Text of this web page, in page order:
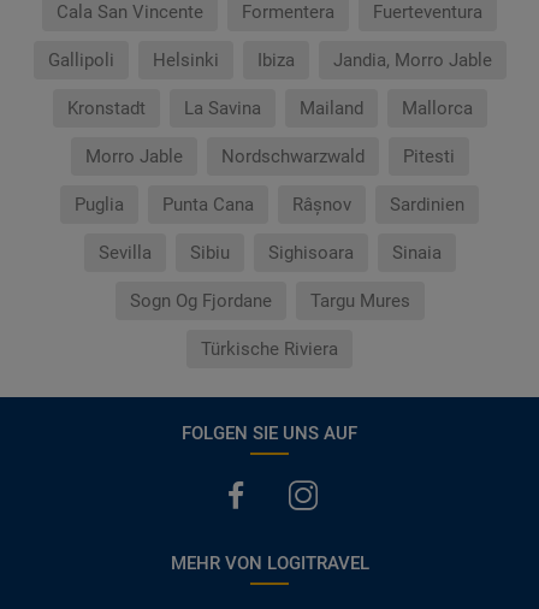
Cala San Vincente Formentera Fuerteventura
Gallipoli Helsinki Ibiza Jandia, Morro Jable
Kronstadt La Savina Mailand Mallorca
Morro Jable Nordschwarzwald Pitesti
Puglia Punta Cana Râșnov Sardinien
Sevilla Sibiu Sighisoara Sinaia
Sogn Og Fjordane Targu Mures
Türkische Riviera
FOLGEN SIE UNS AUF
MEHR VON LOGITRAVEL